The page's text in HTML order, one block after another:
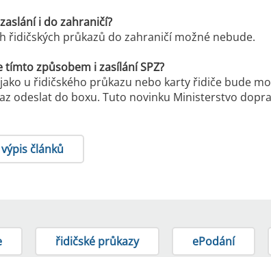
i do zahraničí?
řidičských průkazů do zahraničí možné nebude.
způsobem i zasílání SPZ?
u řidičského průkazu nebo karty řidiče bude
odeslat do boxu. Tuto novinku Ministerstvo
článků
řidičské průkazy ePodání